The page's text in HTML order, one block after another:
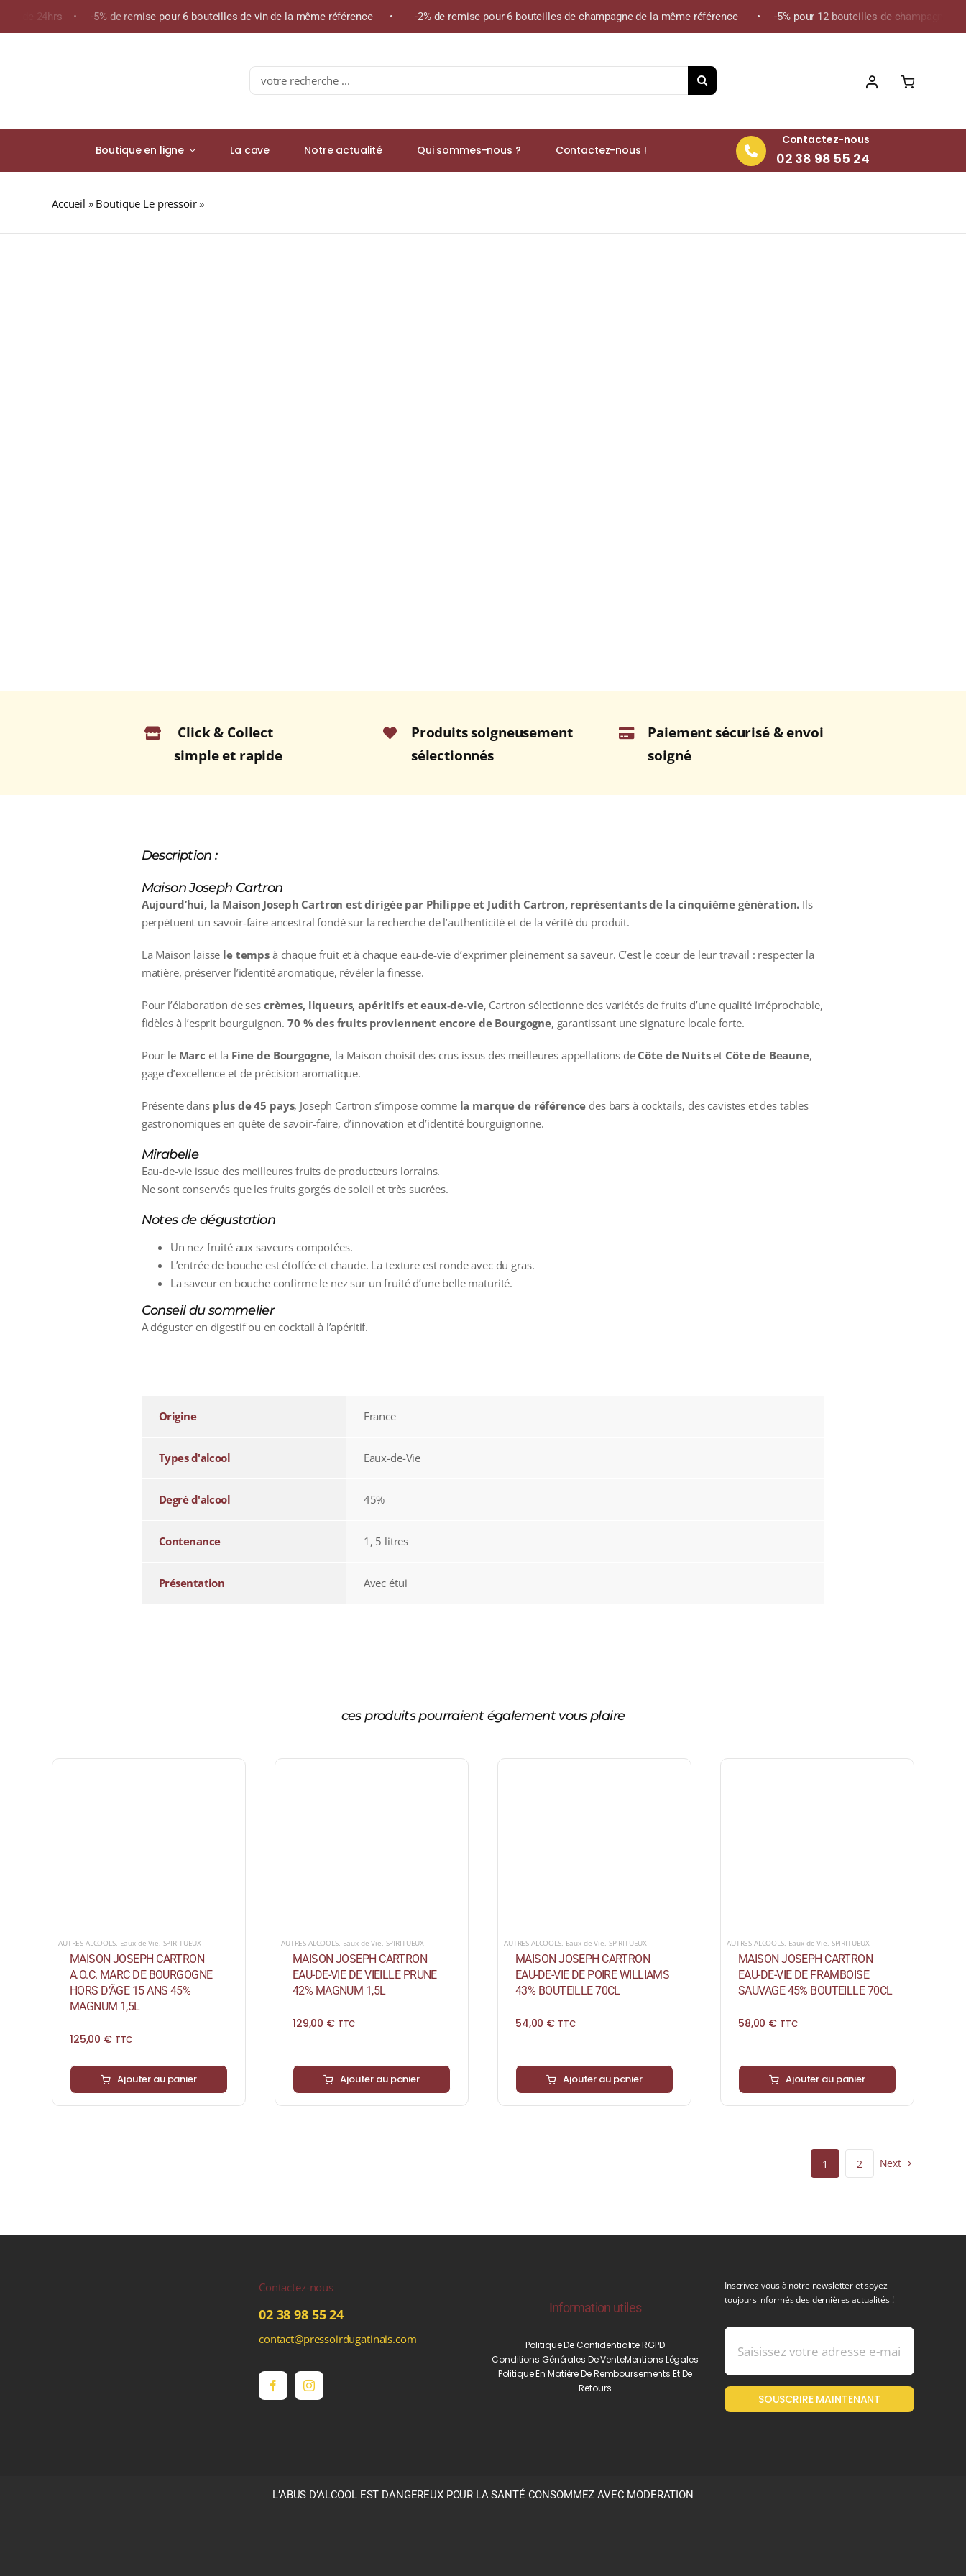
24hrs • -5% de remise pour 6 bouteilles de vin de la même référence • -2% de remise pour 6 bouteilles de champagne de la même référence • -5% pour 12 bouteilles de champagne de la
Search
for:
Boutique en ligne La cave Notre actualité Qui sommes-nous ? Contactez-nous !
Contactez-nous
02 38 98 55 24
Accueil » Boutique Le pressoir»
Click & Collect
simple et rapide
Produits soigneusement
sélectionnés
Paiement sécurisé & envoi
soigné
Description :
Maison Joseph Cartron
Aujourd’hui, la Maison Joseph Cartron est dirigée par Philippe et Judith Cartron, représentants de la cinquième génération. Ils
perpétuent un savoir‑faire ancestral fondé sur la recherche de l’authenticité et de la vérité du produit.
La Maison laisse le temps à chaque fruit et à chaque eau‑de‑vie d’exprimer pleinement sa saveur. C’est le cœur de leur travail : respecter la
matière, préserver l’identité aromatique, révéler la finesse.
Pour l’élaboration de ses crèmes, liqueurs, apéritifs et eaux‑de‑vie, Cartron sélectionne des variétés de fruits d’une qualité irréprochable,
fidèles à l’esprit bourguignon. 70 % des fruits proviennent encore de Bourgogne, garantissant une signature locale forte.
Pour le Marc et la Fine de Bourgogne, la Maison choisit des crus issus des meilleures appellations de Côte de Nuitset Côte de Beaune,
gage d’excellence et de précision aromatique.
Présente dans plus de 45 pays, Joseph Cartron s’impose comme la marque de référence des bars à cocktails, des cavistes et des tables
gastronomiques en quête de savoir‑faire, d’innovation et d’identité bourguignonne.
Mirabelle
Eau-de-vie issue des meilleures fruits de producteurs lorrains.
Ne sont conservés que les fruits gorgés de soleil et très sucrées.
Notes de dégustation
Un nez fruité aux saveurs compotées.
L’entrée de bouche est étoffée et chaude. La texture est ronde avec du gras.
La saveur en bouche confirme le nez sur un fruité d’une belle maturité.
Conseil du sommelier
A déguster en digestif ou en cocktail à l’apéritif.
Origine France
Types d'alcool Eaux-de-Vie
Degré d'alcool 45%
Contenance 1, 5 litres
Présentation Avec étui
ces produits pourraient également vous plaire
AUTRES ALCOOLS, Eaux-de-Vie, SPIRITUEUX
MAISON JOSEPH CARTRON
A.O.C. MARC DE BOURGOGNE
HORS D’ÂGE 15 ANS 45%
MAGNUM 1,5L
125,00 € TTC
Ajouter au panier
AUTRES ALCOOLS, Eaux-de-Vie, SPIRITUEUX
MAISON JOSEPH CARTRON
EAU-DE-VIE DE VIEILLE PRUNE
42% MAGNUM 1,5L
129,00 € TTC
Ajouter au panier
AUTRES ALCOOLS, Eaux-de-Vie, SPIRITUEUX
MAISON JOSEPH CARTRON
EAU-DE-VIE DE POIRE WILLIAMS
43% BOUTEILLE 70CL
54,00 € TTC
Ajouter au panier
AUTRES ALCOOLS, Eaux-de-Vie, SPIRITUEUX
MAISON JOSEPH CARTRON
EAU-DE-VIE DE FRAMBOISE
SAUVAGE 45% BOUTEILLE 70CL
58,00 € TTC
Ajouter au panier
1 2 Next
Contactez-nous
02 38 98 55 24
contact@pressoirdugatinais.com
Information utiles
Politique De Confidentialite RGPD
Conditions Générales De VenteMentions Légales
Politique En Matière De Remboursements Et De
Retours
Inscrivez-vous à notre newsletter et soyez
toujours informés des dernières actualités !
SOUSCRIRE MAINTENANT
L’ABUS D’ALCOOL EST DANGEREUX POUR LA SANTÉ CONSOMMEZ AVEC MODERATION